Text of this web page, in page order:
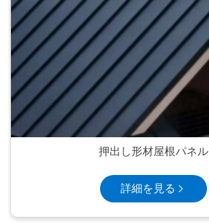
押出し形材屋根パネル
詳細を見る